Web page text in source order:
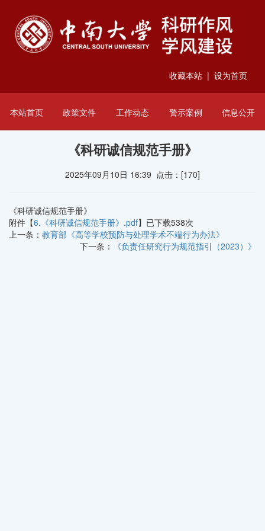
收藏本站 | 设为首页
本站首页 政策文件 工作动态 警示案例 信息公开
《科研诚信规范手册》
2025年09月10日 16:39 点击：[170]
《科研诚信规范手册》
附件【6.《科研诚信规范手册》.pdf】已下载538次
上一条： 教育部《高等学校预防与处理学术不端行为办法》
下一条：
《负责任研究行为规范指引（2023）》